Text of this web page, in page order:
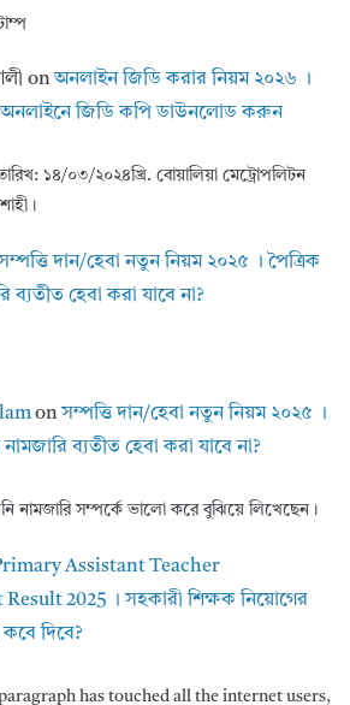
onঅনলাইন জিডি করার নিয়ম ২০২৬ ।
অনলাইনে জিডি কপি ডাউনলোড করুন
১৪/০৩/২০২৪খ্রি. বোয়ালিয়া মেট্রোপলিটন
দান/হেবা নতুন নিয়ম ২০২৫ । পৈত্রিক
ব্যতীত হেবা করা যাবে না?
onসম্পত্তি দান/হেবা নতুন নিয়ম ২০২৫ ।
নামজারি ব্যতীত হেবা করা যাবে না?
নামজারি সম্পর্কে ভালো করে বুঝিয়ে লিখেছেন।
Assistant Teacher
2025 । সহকারী শিক্ষক নিয়োগের
দিবে?
has touched all the internet users,